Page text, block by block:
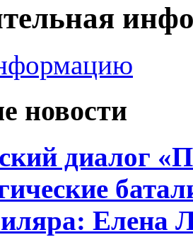
новости
диалог
Елена